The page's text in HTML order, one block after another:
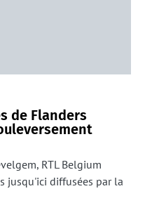
de Flanders
RTL Belgium
jusqu'ici diffusées par la